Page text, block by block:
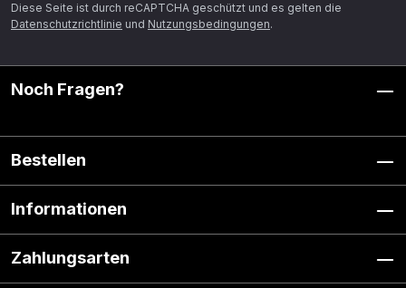
Diese Seite ist durch reCAPTCHA geschützt und es gelten die
Datenschutzrichtlinie und Nutzungsbedingungen.
Noch Fragen?
Bestellen
Informationen
Zahlungsarten